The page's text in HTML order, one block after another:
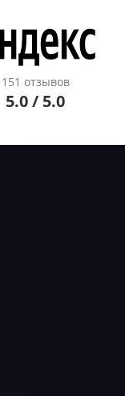
151 отзывов
5.0 / 5.0